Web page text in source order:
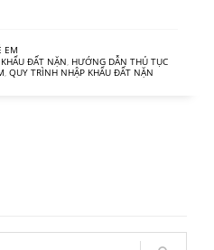
EM
ĐẤT NẶN, HƯỚNG DẪN THỦ TỤC
, QUY TRÌNH NHẬP KHẨU ĐẤT NẶN